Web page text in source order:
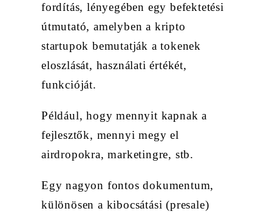
fordítás, lényegében egy befektetési
útmutató, amelyben a kripto
startupok bemutatják a tokenek
eloszlását, használati értékét,
funkcióját.
Például, hogy mennyit kapnak a
fejlesztők, mennyi megy el
airdropokra, marketingre, stb.
Egy nagyon fontos dokumentum,
különösen a kibocsátási (presale)